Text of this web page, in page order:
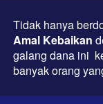
Tidak hanya
Amal Kebaikan
galang dana ini
banyak orang